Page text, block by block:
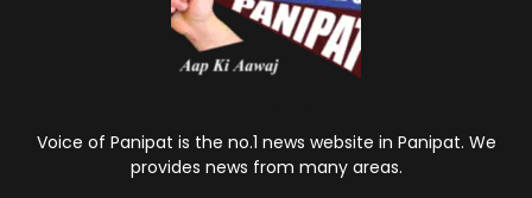
Voice of Panipat is the no.1 news website in Panipat. We
provides news from many areas.